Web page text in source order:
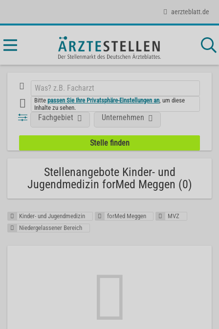
aerzteblatt.de
Bittepassen Sie Ihre Privatsphäre-Einstellungen an , um diese
Inhalte zu sehen.
Fachgebiet Unternehmen
Stellenangebote Kinder- und
Jugendmedizin forMed Meggen (0)
Kinder- und Jugendmedizin forMed Meggen
MVZ
Niedergelassener Bereich